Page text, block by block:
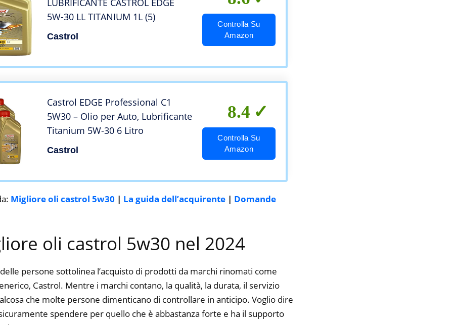
LUBRIFICANTE CASTROL EDGE
5W-30 LL TITANIUM 1L (5)
Castrol
Controlla Su
Amazon
Castrol EDGE Professional C1
5W30 – Olio per Auto, Lubrificante
Titanium 5W-30 6 Litro
Castrol
8.4
Controlla Su
Amazon
Migliore oli castrol 5w30 | La guida dell’acquirente | Domande
oli castrol 5w30 nel 2024
persone sottolinea l’acquisto di prodotti da marchi rinomati come
Castrol. Mentre i marchi contano, la qualità, la durata, il servizio
che molte persone dimenticano di controllare in anticipo. Voglio dire
spendere per quello che è abbastanza forte e ha il supporto